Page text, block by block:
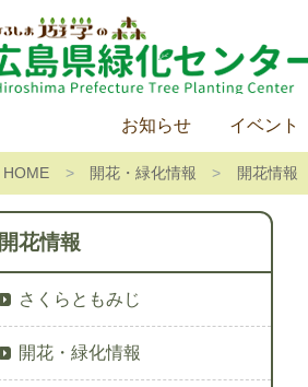
お知らせ イベント
HOME 開花・緑化情報 開花情報
開花情報
さくらともみじ
開花・緑化情報